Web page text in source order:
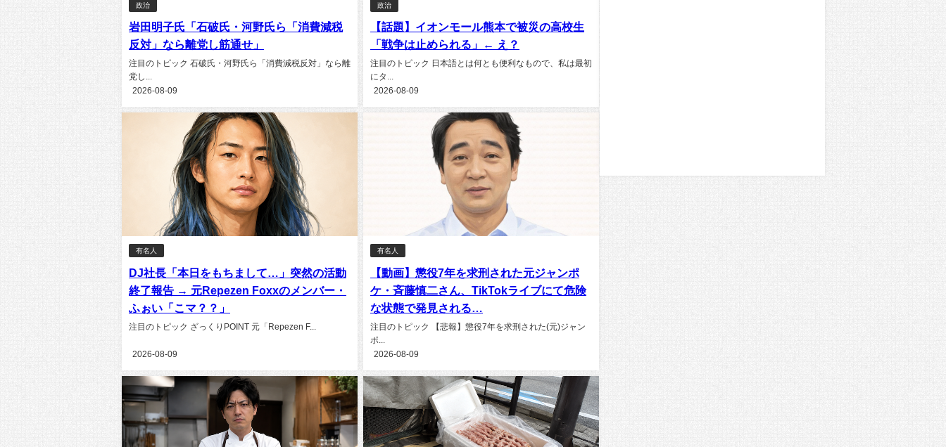
政治
岩田明子氏「石破氏・河野氏ら「消費減税
反対」なら離党し筋通せ」
注目のトピック 石破氏・河野氏ら「消費減税反対」なら離
党し...
2026-08-09
政治
【話題】イオンモール熊本で被災の高校生
「戦争は止められる」← え？
注目のトピック 日本語とは何とも便利なもので、私は最初
にタ...
2026-08-09
有名人
DJ社長「本日をもちまして…」突然の活動
終了報告 → 元Repezen Foxxのメンバー・
ふぉい「こマ？？」
注目のトピック ざっくりPOINT 元「Repezen F...
2026-08-09
有名人
【動画】懲役7年を求刑された元ジャンポ
ケ・斉藤慎二さん、TikTokライブにて危険
な状態で発見される…
注目のトピック 【悲報】懲役7年を求刑された(元)ジャン
ポ...
2026-08-09